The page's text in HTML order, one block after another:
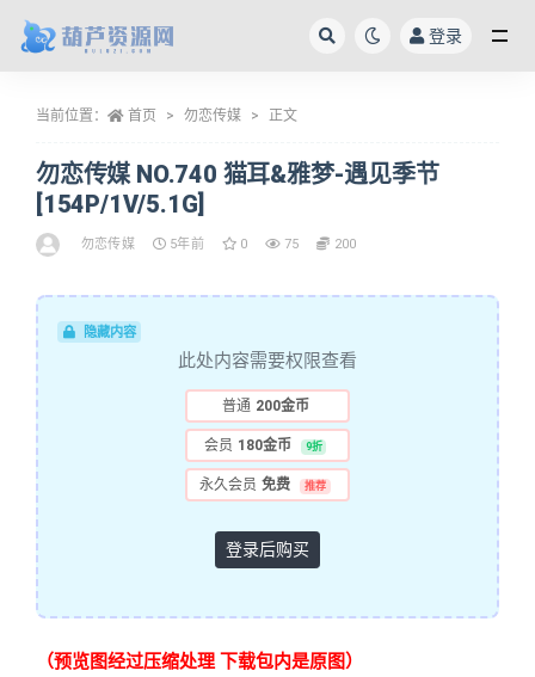
登录
当前位置： 首页 勿恋传媒 正文
勿恋传媒 NO.740 猫耳&雅梦-遇见季节
[154P/1V/5.1G]
勿恋传媒 5年前 0 75 200
隐藏内容
此处内容需要权限查看
普通 200金币
会员 180金币 9折
永久会员 免费 推荐
登录后购买
（预览图经过压缩处理 下载包内是原图）